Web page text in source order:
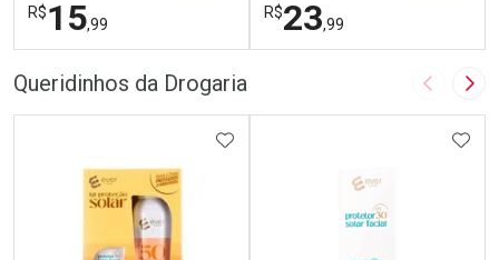
R$15,99
R$23,99
Queridinhos da Drogaria Imagem
ADICIONAR AOS FAVORITOS